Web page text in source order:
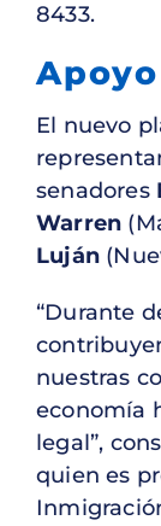
8433.
El nuevo
senadores
Warren
Luján
“Durante
nuestras
economía
legal”,
quien es